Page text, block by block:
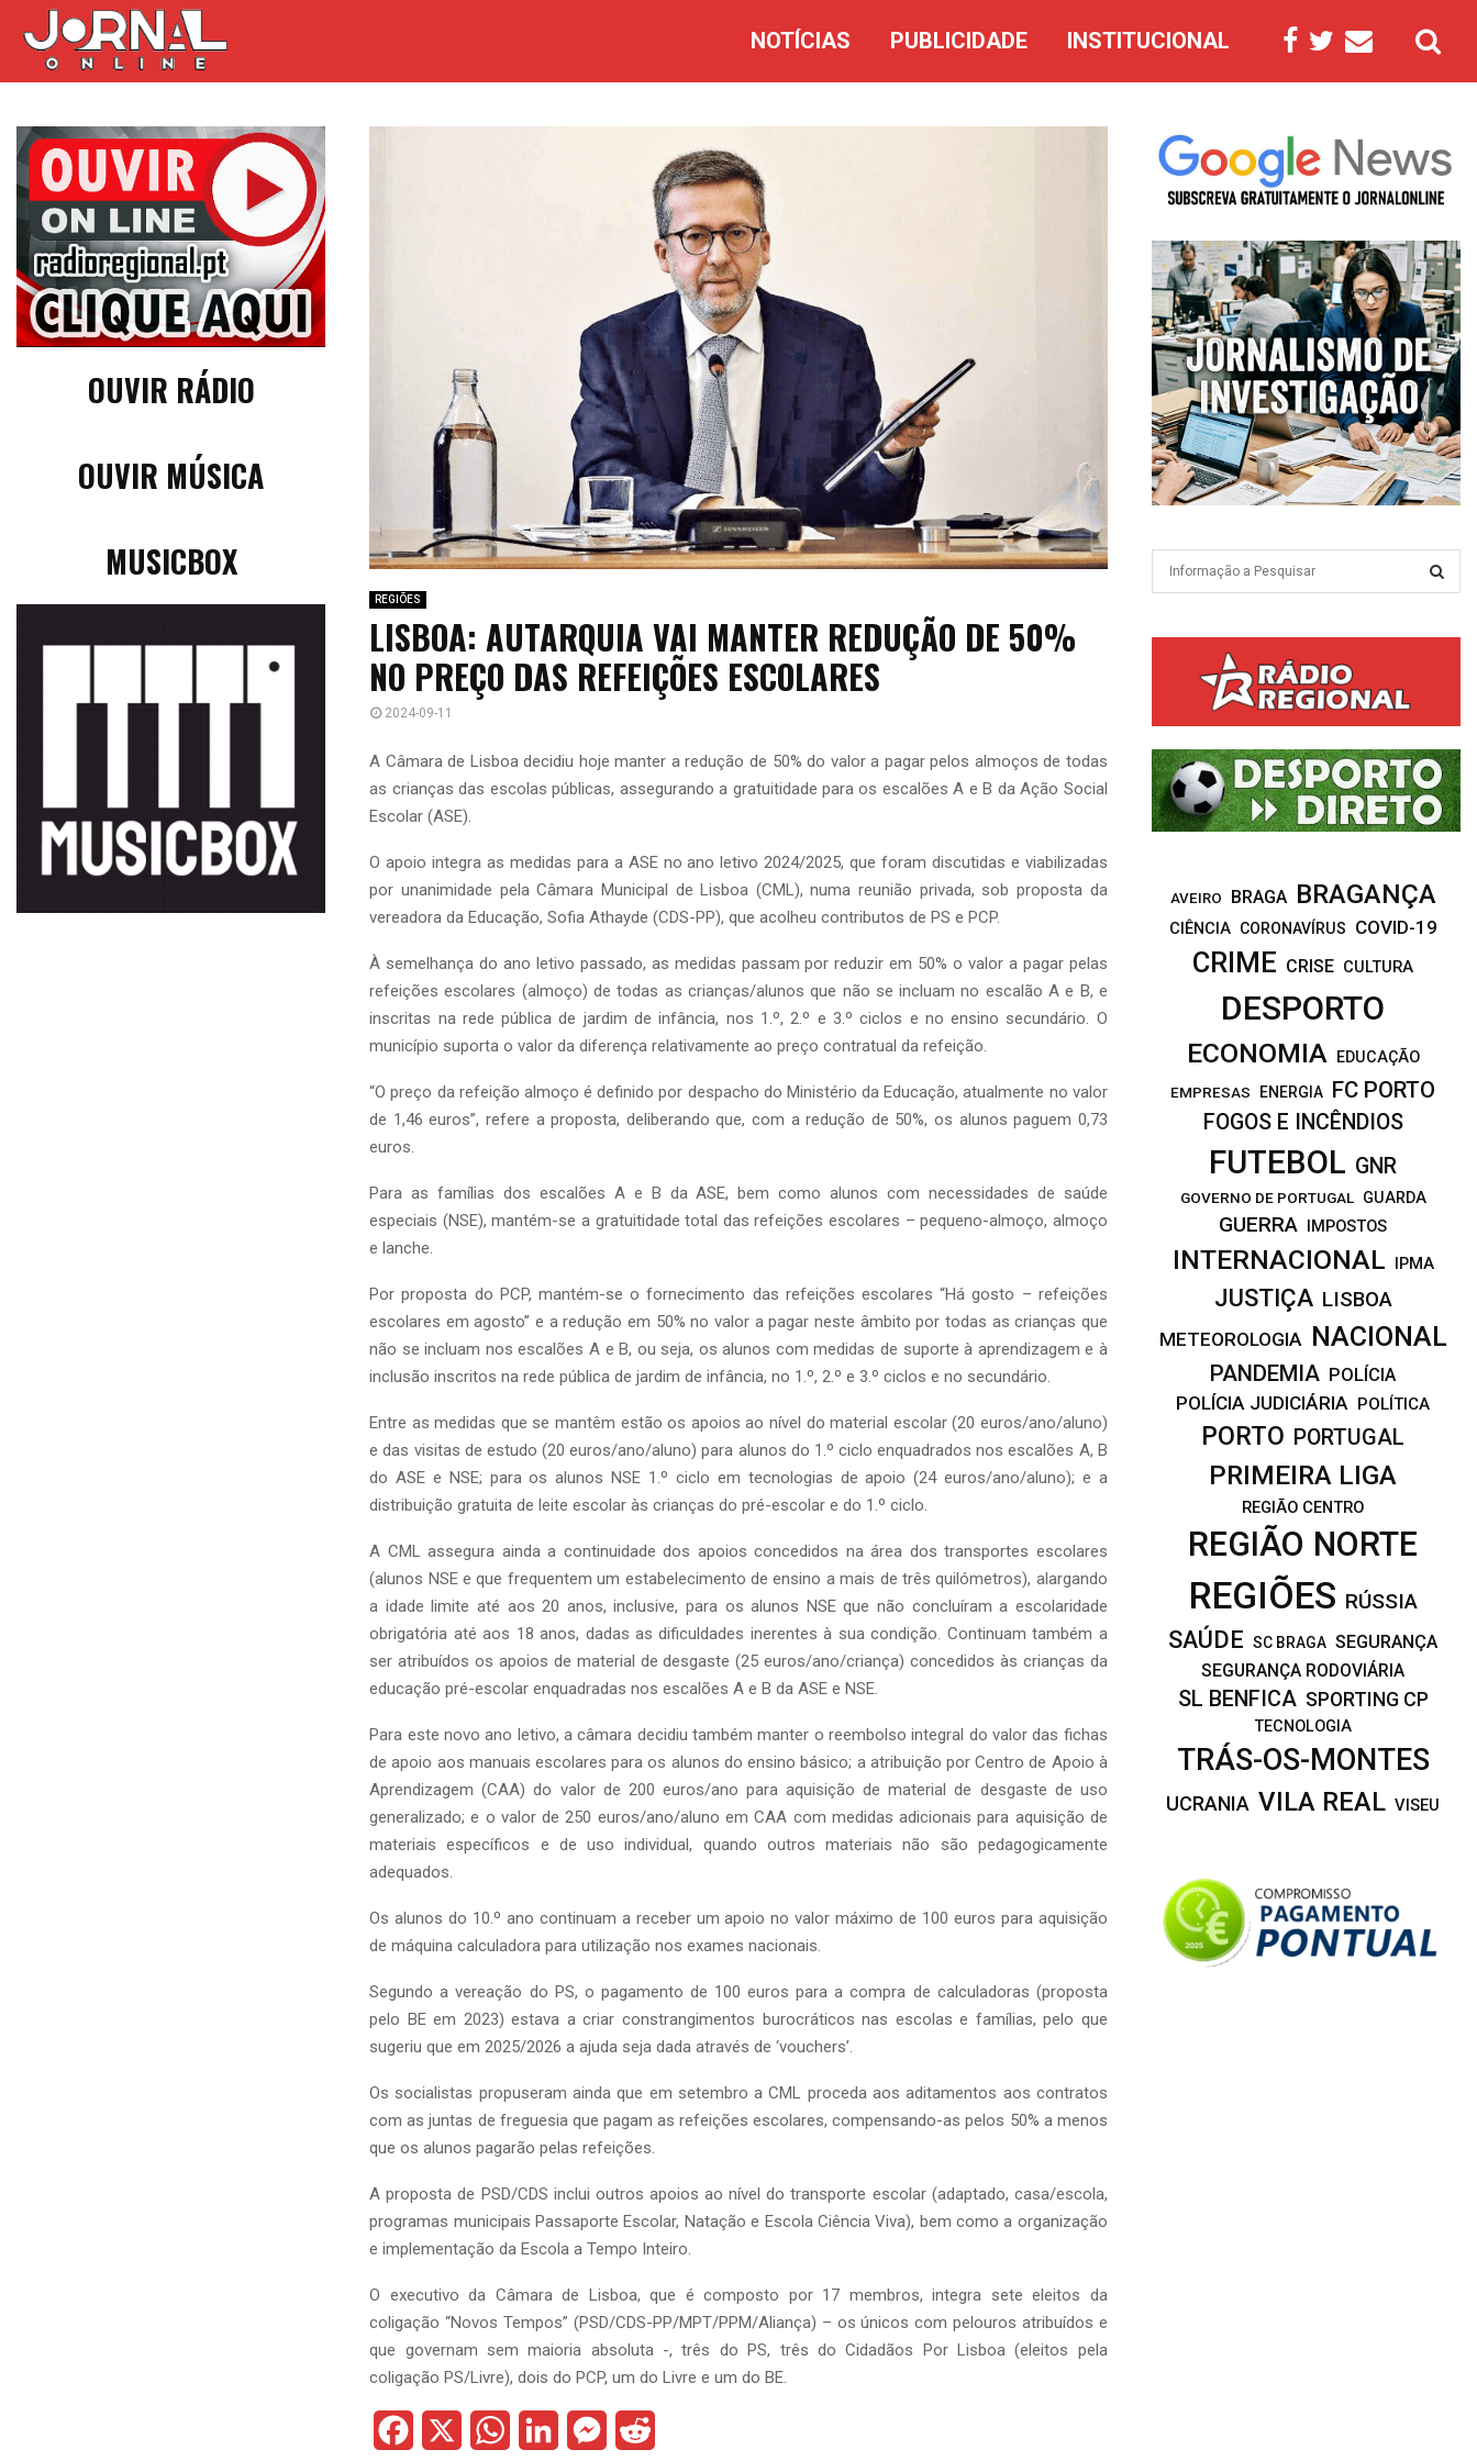
NOTÍCIAS PUBLICIDADE INSTITUCIONAL
REGIÕES
LISBOA: AUTARQUIA VAI MANTER REDUÇÃO DE 50%
NO PREÇO DAS REFEIÇÕES ESCOLARES
2024-09-11
A Câmara de Lisboa decidiu hoje manter a redução de 50% do valor a pagar pelos almoços de todas
as crianças das escolas públicas, assegurando a gratuitidade para os escalões A e B da Ação Social
Escolar (ASE).
O apoio integra as medidas para a ASE no ano letivo 2024/2025, que foram discutidas e viabilizadas
por unanimidade pela Câmara Municipal de Lisboa (CML), numa reunião privada, sob proposta da
vereadora da Educação, Sofia Athayde (CDS-PP), que acolheu contributos de PS e PCP.
À semelhança do ano letivo passado, as medidas passam por reduzir em 50% o valor a pagar pelas
refeições escolares (almoço) de todas as crianças/alunos que não se incluam no escalão A e B, e
inscritas na rede pública de jardim de infância, nos 1.º, 2.º e 3.º ciclos e no ensino secundário. O
município suporta o valor da diferença relativamente ao preço contratual da refeição.
“O preço da refeição almoço é definido por despacho do Ministério da Educação, atualmente no valor
de 1,46 euros”, refere a proposta, deliberando que, com a redução de 50%, os alunos paguem 0,73
euros.
Para as famílias dos escalões A e B da ASE, bem como alunos com necessidades de saúde
especiais (NSE), mantém-se a gratuitidade total das refeições escolares – pequeno-almoço, almoço
e lanche.
Por proposta do PCP, mantém-se o fornecimento das refeições escolares “Há gosto – refeições
escolares em agosto” e a redução em 50% no valor a pagar neste âmbito por todas as crianças que
não se incluam nos escalões A e B, ou seja, os alunos com medidas de suporte à aprendizagem e à
inclusão inscritos na rede pública de jardim de infância, no 1.º, 2.º e 3.º ciclos e no secundário.
Entre as medidas que se mantêm estão os apoios ao nível do material escolar (20 euros/ano/aluno)
e das visitas de estudo (20 euros/ano/aluno) para alunos do 1.º ciclo enquadrados nos escalões A, B
do ASE e NSE; para os alunos NSE 1.º ciclo em tecnologias de apoio (24 euros/ano/aluno); e a
distribuição gratuita de leite escolar às crianças do pré-escolar e do 1.º ciclo.
A CML assegura ainda a continuidade dos apoios concedidos na área dos transportes escolares
(alunos NSE e que frequentem um estabelecimento de ensino a mais de três quilómetros), alargando
a idade limite até aos 20 anos, inclusive, para os alunos NSE que não concluíram a escolaridade
obrigatória até aos 18 anos, dadas as dificuldades inerentes à sua condição. Continuam também a
ser atribuídos os apoios de material de desgaste (25 euros/ano/criança) concedidos às crianças da
educação pré-escolar enquadradas nos escalões A e B da ASE e NSE.
Para este novo ano letivo, a câmara decidiu também manter o reembolso integral do valor das fichas
de apoio aos manuais escolares para os alunos do ensino básico; a atribuição por Centro de Apoio à
Aprendizagem (CAA) do valor de 200 euros/ano para aquisição de material de desgaste de uso
generalizado; e o valor de 250 euros/ano/aluno em CAA com medidas adicionais para aquisição de
materiais específicos e de uso individual, quando outros materiais não são pedagogicamente
adequados.
Os alunos do 10.º ano continuam a receber um apoio no valor máximo de 100 euros para aquisição
de máquina calculadora para utilização nos exames nacionais.
Segundo a vereação do PS, o pagamento de 100 euros para a compra de calculadoras (proposta
pelo BE em 2023) estava a criar constrangimentos burocráticos nas escolas e famílias, pelo que
sugeriu que em 2025/2026 a ajuda seja dada através de ‘vouchers’.
Os socialistas propuseram ainda que em setembro a CML proceda aos aditamentos aos contratos
com as juntas de freguesia que pagam as refeições escolares, compensando-as pelos 50% a menos
que os alunos pagarão pelas refeições.
A proposta de PSD/CDS inclui outros apoios ao nível do transporte escolar (adaptado, casa/escola,
programas municipais Passaporte Escolar, Natação e Escola Ciência Viva), bem como a organização
e implementação da Escola a Tempo Inteiro.
O executivo da Câmara de Lisboa, que é composto por 17 membros, integra sete eleitos da
coligação “Novos Tempos” (PSD/CDS-PP/MPT/PPM/Aliança) – os únicos com pelouros atribuídos e
que governam sem maioria absoluta -, três do PS, três do Cidadãos Por Lisboa (eleitos pela
coligação PS/Livre), dois do PCP, um do Livre e um do BE.
W
M
OUVIR RÁDIO
OUVIR MÚSICA
MUSICBOX
o
r
:
R
C
H
AVEIRO BRAGA BRAGANÇA
CIÊNCIA CORONAVÍRUS COVID-19
CRIME CRISE CULTURA
DESPORTO
ECONOMIA
EDUCAÇÃO
EMPRESAS
ENERGIA FC PORTO
FOGOS E INCÊNDIOS
FUTEBOL GNR
GOVERNO DE PORTUGAL GUARDA
GUERRA IMPOSTOS
INTERNACIONAL IPMA
JUSTIÇA LISBOA
METEOROLOGIA NACIONAL
PANDEMIA POLÍCIA
POLÍCIA JUDICIÁRIA POLÍTICA
PORTO PORTUGAL
PRIMEIRA LIGA
REGIÃO CENTRO
REGIÃO NORTE
REGIÕES RÚSSIA
SAÚDE SC BRAGA SEGURANÇA
SEGURANÇA RODOVIÁRIA
SL BENFICA SPORTING CP
TECNOLOGIA
TRÁS-OS-MONTES
UCRANIA VILA REAL VISEU